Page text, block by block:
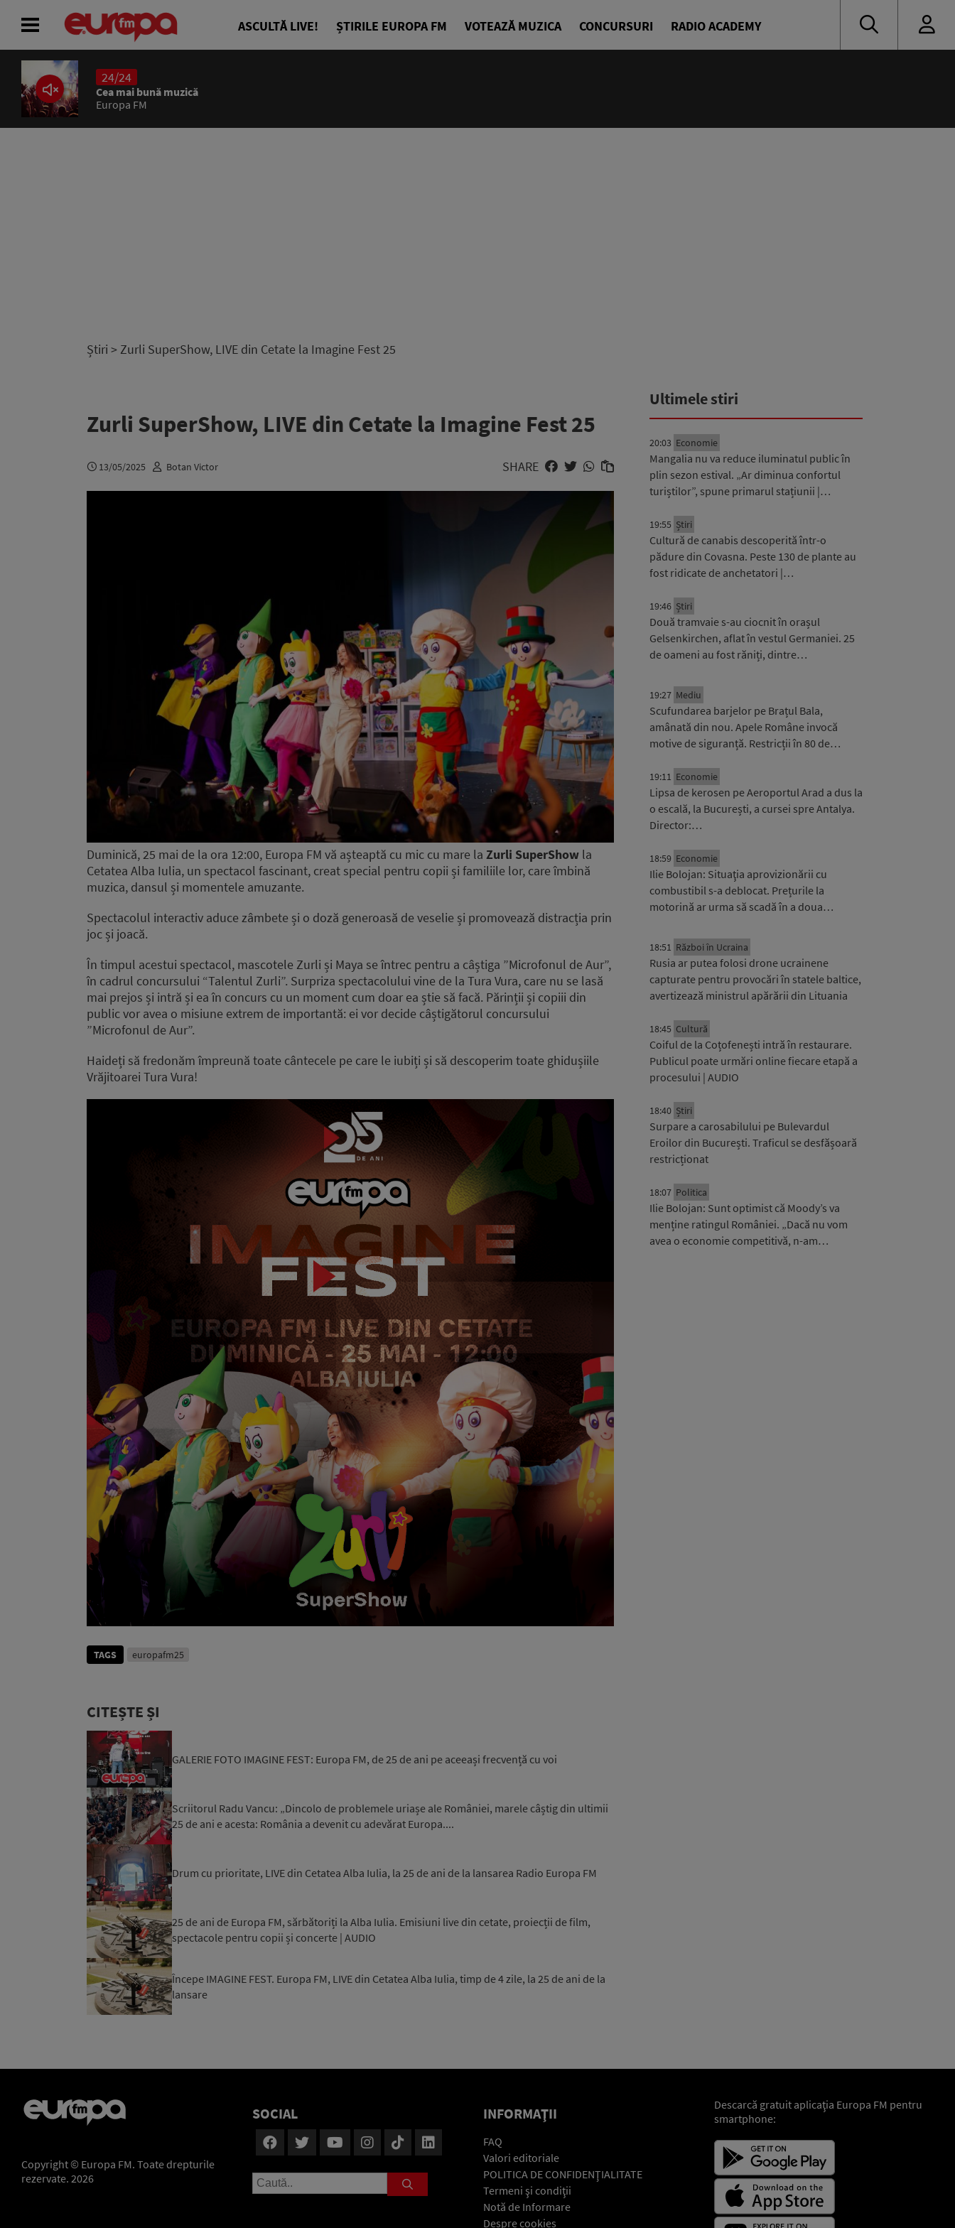
ASCULTĂ LIVE! ȘTIRILE EUROPA FM VOTEAZĂ MUZICA CONCURSURI RADIO ACADEMY
24/24
Cea mai bună muzică
Europa FM
Știri > Zurli SuperShow, LIVE din Cetate la Imagine Fest 25
Zurli SuperShow, LIVE din Cetate la Imagine Fest 25
13/05/2025 Botan Victor SHARE
Duminică, 25 mai de la ora 12:00, Europa FM vă așteaptă cu mic cu mare la Zurli SuperShow la
Cetatea Alba Iulia, un spectacol fascinant, creat special pentru copii și familiile lor, care îmbină
muzica, dansul și momentele amuzante.
Spectacolul interactiv aduce zâmbete și o doză generoasă de veselie și promovează distracția prin
joc și joacă.
În timpul acestui spectacol, mascotele Zurli și Maya se întrec pentru a câștiga ”Microfonul de Aur”,
în cadrul concursului “Talentul Zurli”. Surpriza spectacolului vine de la Tura Vura, care nu se lasă
mai prejos și intră și ea în concurs cu un moment cum doar ea știe să facă. Părinții și copiii din
public vor avea o misiune extrem de importantă: ei vor decide câștigătorul concursului
”Microfonul de Aur”.
Haideți să fredonăm împreună toate cântecele pe care le iubiți și să descoperim toate ghidușiile
Vrăjitoarei Tura Vura!
TAGS europafm25
CITEȘTE ȘI
GALERIE FOTO IMAGINE FEST: Europa FM, de 25 de ani pe aceeași frecvență cu voi
Scriitorul Radu Vancu: „Dincolo de problemele uriașe ale României, marele câștig din ultimii
25 de ani e acesta: România a devenit cu adevărat Europa....
Drum cu prioritate, LIVE din Cetatea Alba Iulia, la 25 de ani de la lansarea Radio Europa FM
25 de ani de Europa FM, sărbătoriți la Alba Iulia. Emisiuni live din cetate, proiecții de film,
spectacole pentru copii și concerte | AUDIO
Începe IMAGINE FEST. Europa FM, LIVE din Cetatea Alba Iulia, timp de 4 zile, la 25 de ani de la
lansare
Ultimele stiri
20:03 Economie
Mangalia nu va reduce iluminatul public în
plin sezon estival. „Ar diminua confortul
turiștilor”, spune primarul stațiunii |…
19:55 Știri
Cultură de canabis descoperită într-o
pădure din Covasna. Peste 130 de plante au
fost ridicate de anchetatori |…
19:46 Știri
Două tramvaie s-au ciocnit în orașul
Gelsenkirchen, aflat în vestul Germaniei. 25
de oameni au fost răniți, dintre…
19:27 Mediu
Scufundarea barjelor pe Brațul Bala,
amânată din nou. Apele Române invocă
motive de siguranță. Restricții în 80 de…
19:11 Economie
Lipsa de kerosen pe Aeroportul Arad a dus la
o escală, la București, a cursei spre Antalya.
Director:…
18:59 Economie
Ilie Bolojan: Situaţia aprovizionării cu
combustibil s-a deblocat. Prețurile la
motorină ar urma să scadă în a doua…
18:51 Război în Ucraina
Rusia ar putea folosi drone ucrainene
capturate pentru provocări în statele baltice,
avertizează ministrul apărării din Lituania
18:45 Cultură
Coiful de la Coțofenești intră în restaurare.
Publicul poate urmări online fiecare etapă a
procesului | AUDIO
18:40 Știri
Surpare a carosabilului pe Bulevardul
Eroilor din București. Traficul se desfășoară
restricționat
18:07 Politica
Ilie Bolojan: Sunt optimist că Moody’s va
menține ratingul României. „Dacă nu vom
avea o economie competitivă, n-am…
Copyright © Europa FM. Toate drepturile
rezervate. 2026
SOCIAL INFORMAŢII
FAQ
Valori editoriale
POLITICA DE CONFIDENŢIALITATE
Termeni şi condiţii
Notă de Informare
Despre cookies
Descarcă gratuit aplicaţia Europa FM pentru
smartphone:
ACASĂ
ȘTIRI